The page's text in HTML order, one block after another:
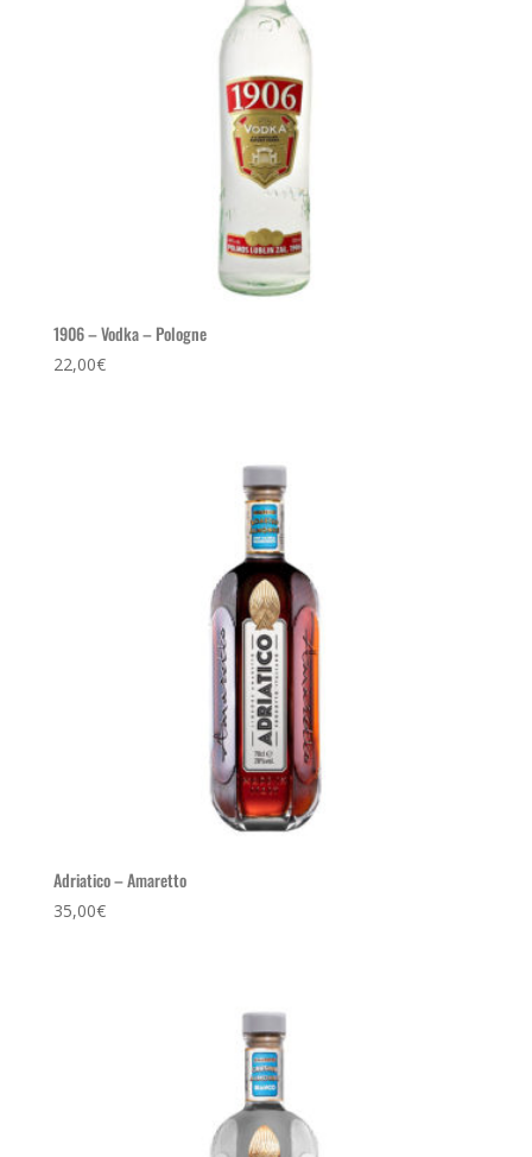
1906 – Vodka – Pologne
22,00€
Adriatico – Amaretto
35,00€